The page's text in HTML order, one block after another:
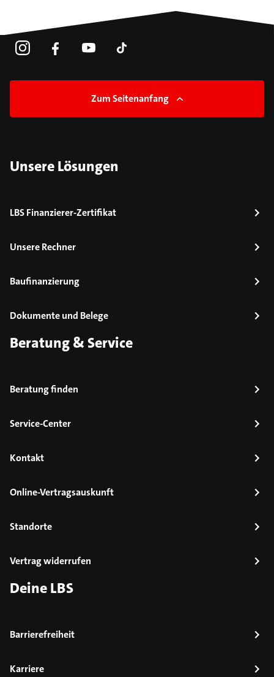
Zum Seitenanfang
Unsere Lösungen
LBS Finanzierer-Zertifikat
Unsere Rechner
Baufinanzierung
Dokumente und Belege
Beratung & Service
Beratung finden
Service-Center
Kontakt
Online-Vertragsauskunft
Standorte
Vertrag widerrufen
Deine LBS
Barrierefreiheit
Karriere